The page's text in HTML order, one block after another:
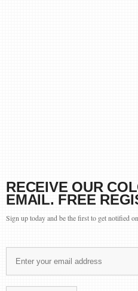
RECEIVE OUR
EMAIL. FREE
Sign up today and be the first to get notified